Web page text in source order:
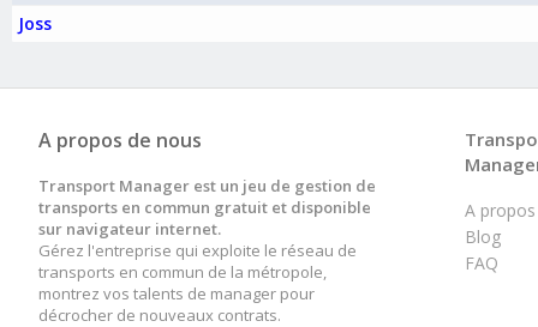
Joss
A propos de nous
Transport Manager est un jeu de gestion de
transports en commun gratuit et disponible
sur navigateur internet.
Gérez l'entreprise qui exploite le réseau de
transports en commun de la métropole,
montrez vos talents de manager pour
décrocher de nouveaux contrats.
A propos
Blog
FAQ